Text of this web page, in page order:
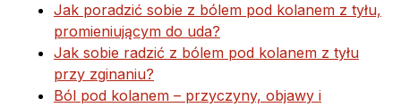
Jak poradzić sobie z bólem pod kolanem z tyłu,
promieniującym do uda?
Jak sobie radzić z bólem pod kolanem z tyłu
przy zginaniu?
Ból pod kolanem – przyczyny, objawy i